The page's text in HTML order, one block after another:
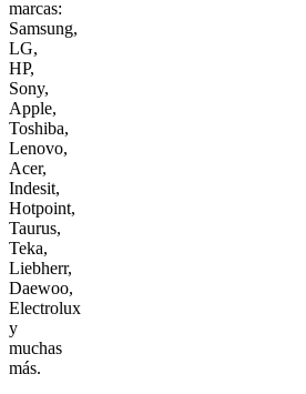
marcas:
Samsung,
LG,
HP,
Sony,
Apple,
Toshiba,
Lenovo,
Acer,
Indesit,
Hotpoint,
Taurus,
Teka,
Liebherr,
Daewoo,
Electrolux
y
muchas
más.